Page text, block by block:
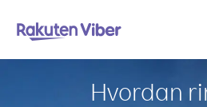
Hvordan